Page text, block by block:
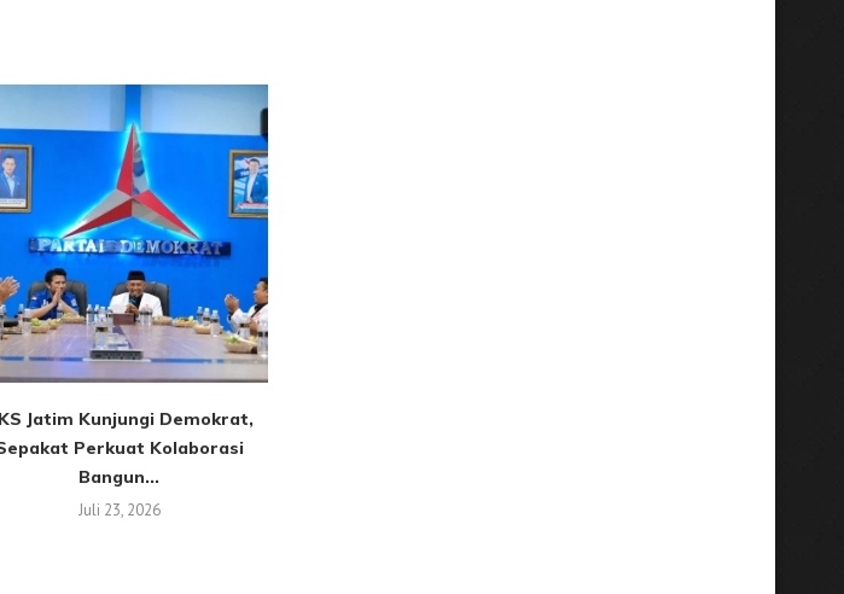
Jatim Kunjungi Demokrat,
Perkuat Kolaborasi
Bangun...
Juli 23, 2026